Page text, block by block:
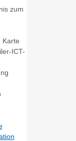
zum
Karte
ICT-